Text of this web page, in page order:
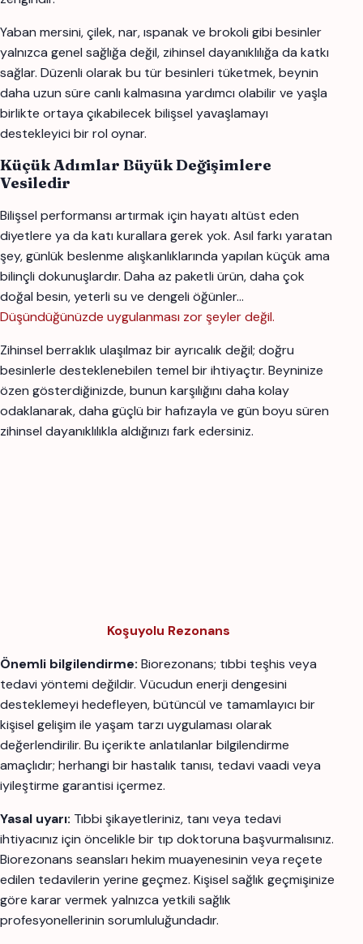
Yaban mersini, çilek, nar, ıspanak ve brokoli gibi besinler
yalnızca genel sağlığa değil, zihinsel dayanıklılığa da katkı
sağlar. Düzenli olarak bu tür besinleri tüketmek, beynin
daha uzun süre canlı kalmasına yardımcı olabilir ve yaşla
birlikte ortaya çıkabilecek bilişsel yavaşlamayı
destekleyici bir rol oynar.
Küçük Adımlar Büyük Değişimlere
Vesiledir
Bilişsel performansı artırmak için hayatı altüst eden
diyetlere ya da katı kurallara gerek yok. Asıl farkı yaratan
şey, günlük beslenme alışkanlıklarında yapılan küçük ama
bilinçli dokunuşlardır. Daha az paketli ürün, daha çok
doğal besin, yeterli su ve dengeli öğünler…
Düşündüğünüzde uygulanması zor şeyler değil.
Zihinsel berraklık ulaşılmaz bir ayrıcalık değil; doğru
besinlerle desteklenebilen temel bir ihtiyaçtır. Beyninize
özen gösterdiğinizde, bunun karşılığını daha kolay
odaklanarak, daha güçlü bir hafızayla ve gün boyu süren
zihinsel dayanıklılıkla aldığınızı fark edersiniz.
Koşuyolu Rezonans
Önemli bilgilendirme: Biorezonans; tıbbi teşhis veya
tedavi yöntemi değildir. Vücudun enerji dengesini
desteklemeyi hedefleyen, bütüncül ve tamamlayıcı bir
kişisel gelişim ile yaşam tarzı uygulaması olarak
değerlendirilir. Bu içerikte anlatılanlar bilgilendirme
amaçlıdır; herhangi bir hastalık tanısı, tedavi vaadi veya
iyileştirme garantisi içermez.
Yasal uyarı: Tıbbi şikayetleriniz, tanı veya tedavi
ihtiyacınız için öncelikle bir tıp doktoruna başvurmalısınız.
Biorezonans seansları hekim muayenesinin veya reçete
edilen tedavilerin yerine geçmez. Kişisel sağlık geçmişinize
göre karar vermek yalnızca yetkili sağlık
profesyonellerinin sorumluluğundadır.